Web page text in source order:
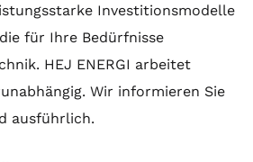
Investitionsmodelle
für Ihre Bedürfnisse
. HEJ ENERGI arbeitet
Wir informieren Sie
ausführlich.